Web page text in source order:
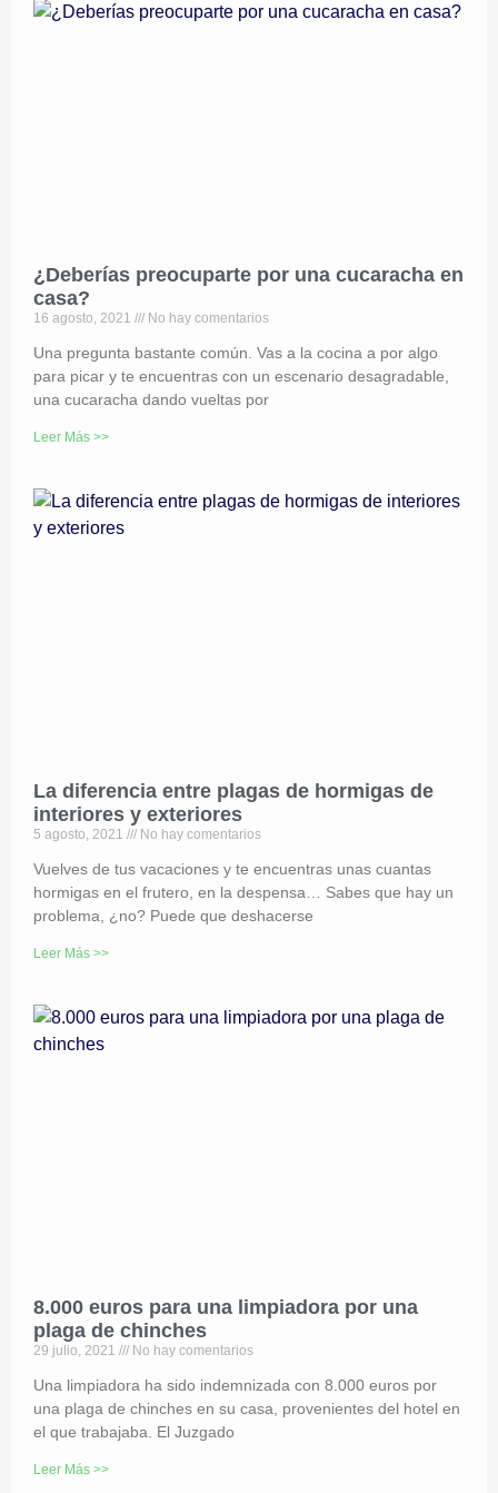
¿Deberías preocuparte por una cucaracha en
casa?
16 agosto, 2021 No hay comentarios
Una pregunta bastante común. Vas a la cocina a por algo
para picar y te encuentras con un escenario desagradable,
una cucaracha dando vueltas por
Leer Más >>
La diferencia entre plagas de hormigas de
interiores y exteriores
5 agosto, 2021 No hay comentarios
Vuelves de tus vacaciones y te encuentras unas cuantas
hormigas en el frutero, en la despensa… Sabes que hay un
problema, ¿no? Puede que deshacerse
Leer Más >>
8.000 euros para una limpiadora por una
plaga de chinches
29 julio, 2021 No hay comentarios
Una limpiadora ha sido indemnizada con 8.000 euros por
una plaga de chinches en su casa, provenientes del hotel en
el que trabajaba. El Juzgado
Leer Más >>